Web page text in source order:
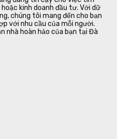
kinh doanh đầu tư. Với dữ
chúng tôi mang đến cho bạn
với nhu cầu của mỗi người.
nhà hoàn hảo của bạn tại Đà